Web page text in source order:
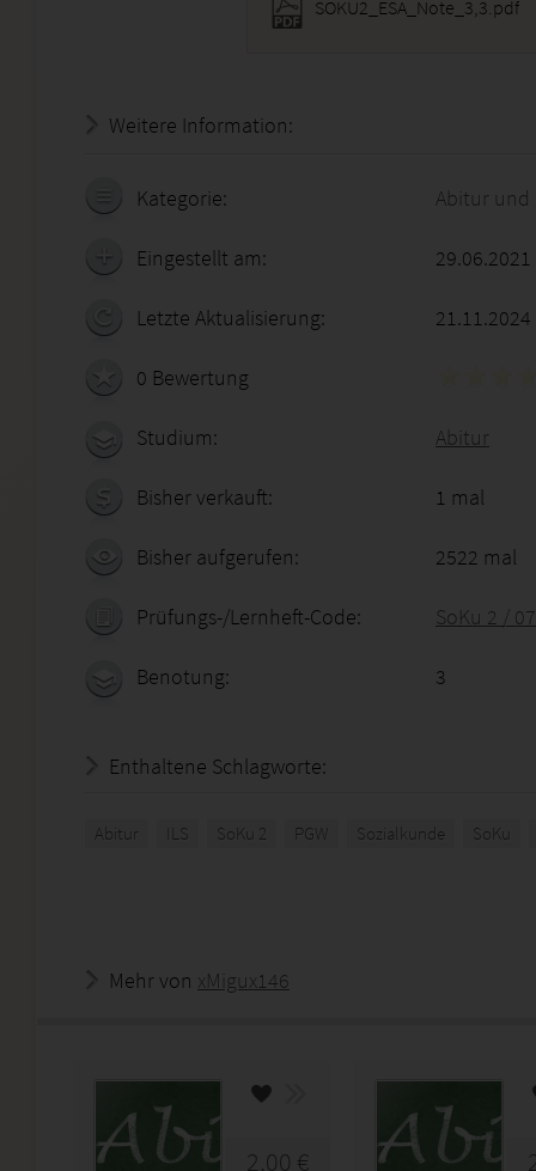
SOKU2_ESA_Note_3,3.pdf
Weitere Information:
Kategorie: Abitur und
Eingestellt am:
Letzte Aktualisierung: 21.11.2024
0 Bewertung
Studium: Abitur
Bisher verkauft: 1 mal
Bisher aufgerufen: 2522 mal
Prüfungs-/Lernheft-Code: SoKu 2 /
Benotung: 3
Enthaltene Schlagworte:
Abitur ILS SoKu 2 PGW Sozialkunde SoKu
Mehr von xMigux146
2,00 €